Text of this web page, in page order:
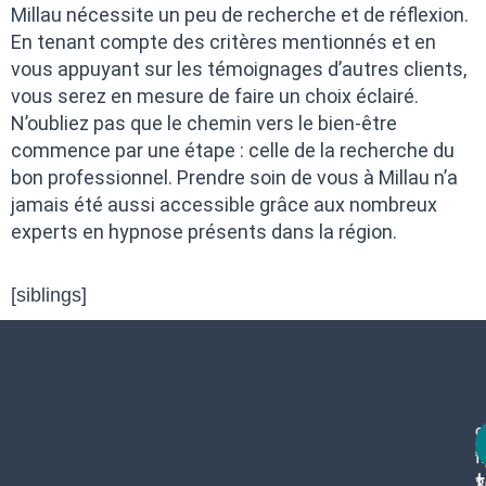
Millau nécessite un peu de recherche et de réflexion.
En tenant compte des critères mentionnés et en
vous appuyant sur les témoignages d’autres clients,
vous serez en mesure de faire un choix éclairé.
N’oubliez pas que le chemin vers le bien-être
commence par une étape : celle de la recherche du
bon professionnel. Prendre soin de vous à Millau n’a
jamais été aussi accessible grâce aux nombreux
experts en hypnose présents dans la région.
[siblings]